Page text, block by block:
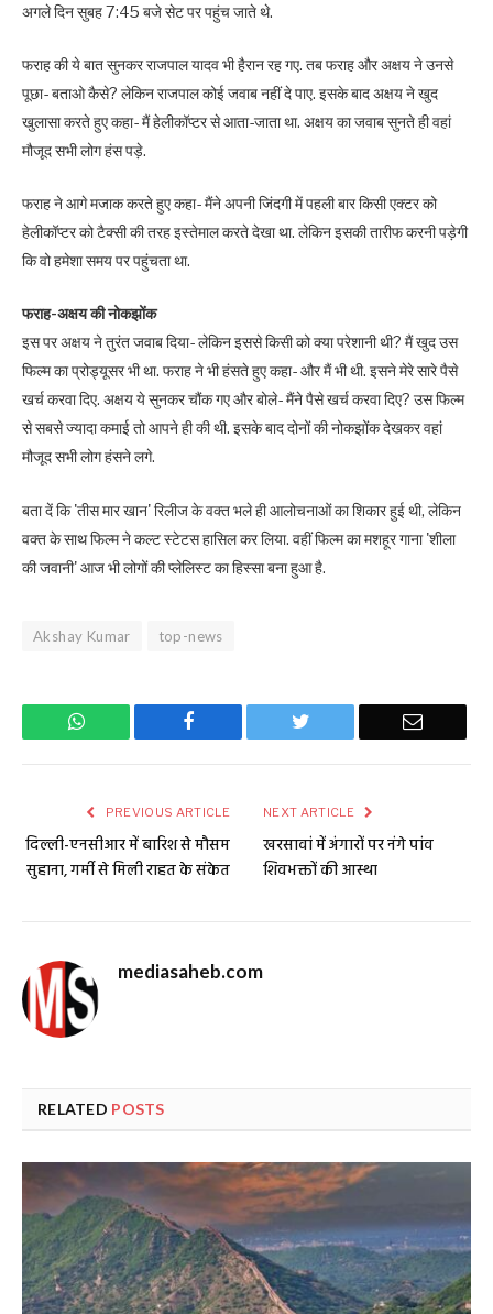
अगले दिन सुबह 7:45 बजे सेट पर पहुंच जाते थे.
फराह की ये बात सुनकर राजपाल यादव भी हैरान रह गए. तब फराह और अक्षय ने उनसे
पूछा- बताओ कैसे? लेकिन राजपाल कोई जवाब नहीं दे पाए. इसके बाद अक्षय ने खुद
खुलासा करते हुए कहा- मैं हेलीकॉप्टर से आता-जाता था. अक्षय का जवाब सुनते ही वहां
मौजूद सभी लोग हंस पड़े.
फराह ने आगे मजाक करते हुए कहा- मैंने अपनी जिंदगी में पहली बार किसी एक्टर को
हेलीकॉप्टर को टैक्सी की तरह इस्तेमाल करते देखा था. लेकिन इसकी तारीफ करनी पड़ेगी
कि वो हमेशा समय पर पहुंचता था.
फराह-अक्षय की नोकझोंक
इस पर अक्षय ने तुरंत जवाब दिया- लेकिन इससे किसी को क्या परेशानी थी? मैं खुद उस
फिल्म का प्रोड्यूसर भी था. फराह ने भी हंसते हुए कहा- और मैं भी थी. इसने मेरे सारे पैसे
खर्च करवा दिए. अक्षय ये सुनकर चौंक गए और बोले- मैंने पैसे खर्च करवा दिए? उस फिल्म
से सबसे ज्यादा कमाई तो आपने ही की थी. इसके बाद दोनों की नोकझोंक देखकर वहां
मौजूद सभी लोग हंसने लगे.
बता दें कि 'तीस मार खान' रिलीज के वक्त भले ही आलोचनाओं का शिकार हुई थी, लेकिन
वक्त के साथ फिल्म ने कल्ट स्टेटस हासिल कर लिया. वहीं फिल्म का मशहूर गाना 'शीला
की जवानी' आज भी लोगों की प्लेलिस्ट का हिस्सा बना हुआ है.
Akshay Kumar top-news
WhatsApp Facebook Twitter Email
PREVIOUS ARTICLE
दिल्ली-एनसीआर में बारिश से मौसम
सुहाना, गर्मी से मिली राहत के संकेत
NEXT ARTICLE
खरसावां में अंगारों पर नंगे पांव
शिवभक्तों की आस्था
mediasaheb.com
RELATED POSTS